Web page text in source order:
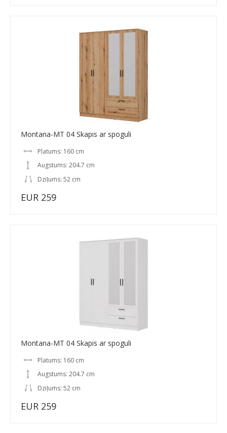
Montana-MT 04 Skapis ar spoguli
Platums: 160 cm
Augstums: 204.7 cm
Dziļums: 52 cm
EUR 259
Montana-MT 04 Skapis ar spoguli
Platums: 160 cm
Augstums: 204.7 cm
Dziļums: 52 cm
EUR 259